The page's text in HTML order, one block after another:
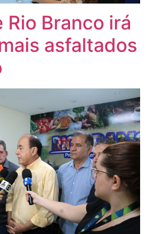
Branco irá
asfaltados